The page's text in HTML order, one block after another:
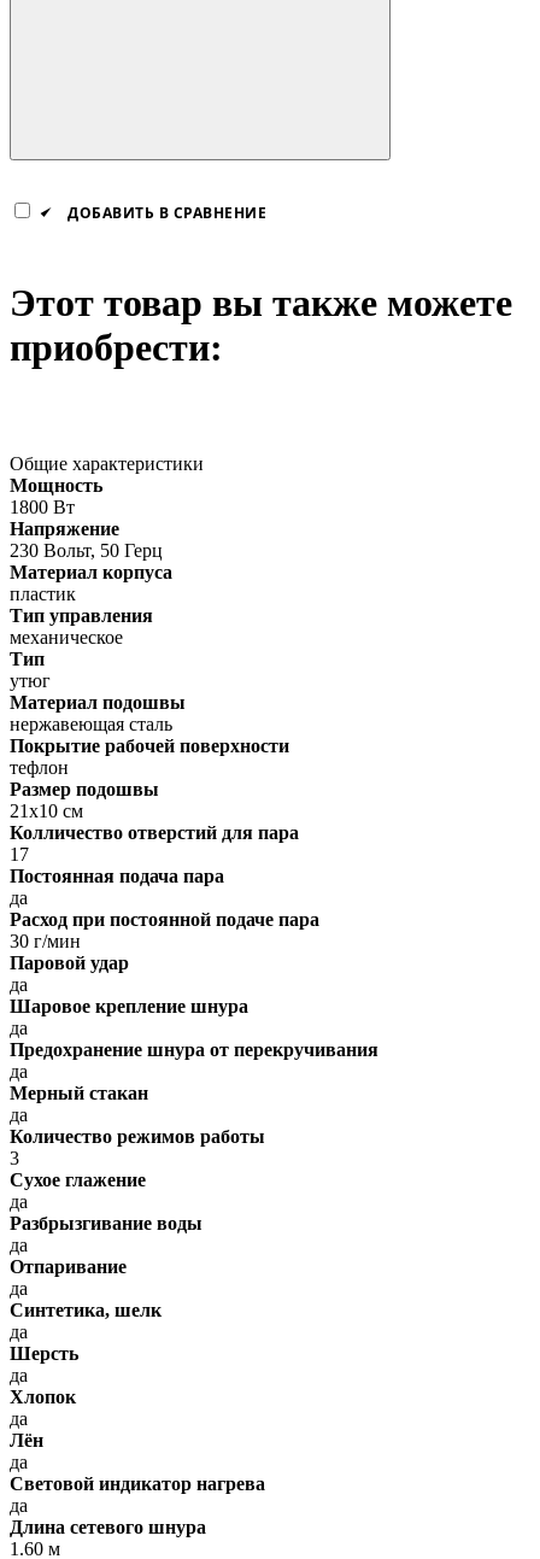
ДОБАВИТЬ В СРАВНЕНИЕ
Этот товар вы также можете
приобрести:
Общие характеристики
Мощность
1800 Вт
Напряжение
230 Вольт, 50 Герц
Материал корпуса
пластик
Тип управления
механическое
Тип
утюг
Материал подошвы
нержавеющая сталь
Покрытие рабочей поверхности
тефлон
Размер подошвы
21х10 см
Колличество отверстий для пара
17
Постоянная подача пара
да
Расход при постоянной подаче пара
30 г/мин
Паровой удар
да
Шаровое крепление шнура
да
Предохранение шнура от перекручивания
да
Мерный стакан
да
Количество режимов работы
3
Сухое глажение
да
Разбрызгивание воды
да
Отпаривание
да
Синтетика, шелк
да
Шерсть
да
Хлопок
да
Лён
да
Световой индикатор нагрева
да
Длина сетевого шнура
1.60 м